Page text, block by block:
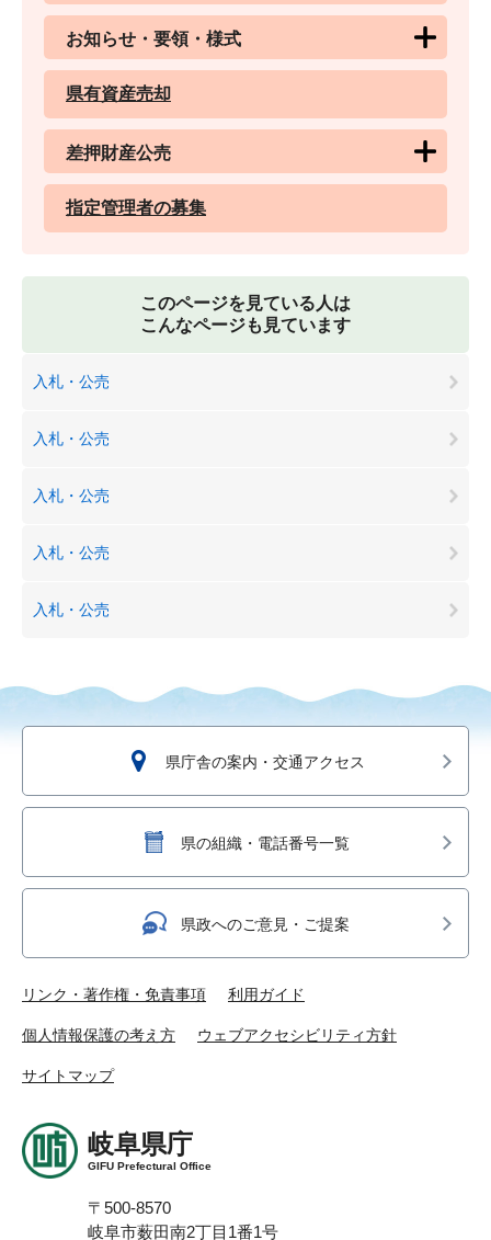
お知らせ・要領・様式
県有資産売却
差押財産公売
指定管理者の募集
このページを見ている人は
こんなページも見ています
入札・公売
入札・公売
入札・公売
入札・公売
入札・公売
県庁舎の案内・交通アクセス
県の組織・電話番号一覧
県政へのご意見・ご提案
リンク・著作権・免責事項 利用ガイド
個人情報保護の考え方 ウェブアクセシビリティ方針
サイトマップ
岐阜県庁
GIFU Prefectural Office
〒500-8570
岐阜市薮田南2丁目1番1号